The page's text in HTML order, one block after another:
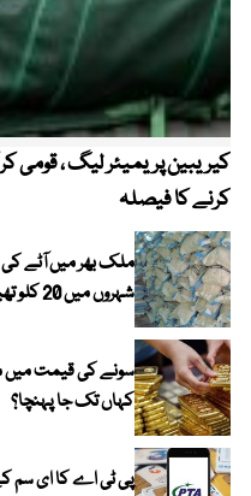
کرنے کا فیصلہ
ملک بھر میں آٹے
شہروں میں 20 کلو تھیلا 100 روپے تک مہنگا
سونے کی قیمت میں
کہاں تک جا پہنچا؟
پی ٹی اے کا ای سم